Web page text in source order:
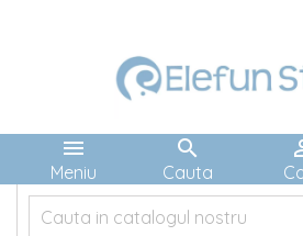

Meniu

Cauta